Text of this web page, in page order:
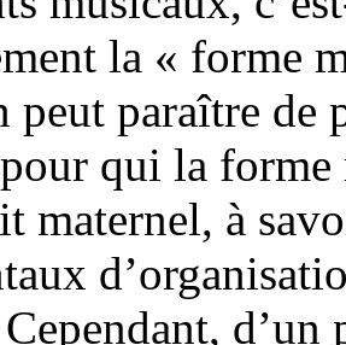
la « forme
peut paraître de
qui la forme
maternel, à